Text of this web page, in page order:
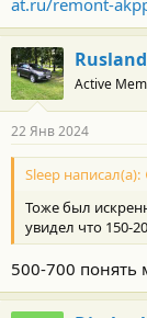
at.ru/remont-
Active
22 Янв 2024
Sleep написал(а):
Тоже был
увидел что 150-
500-700